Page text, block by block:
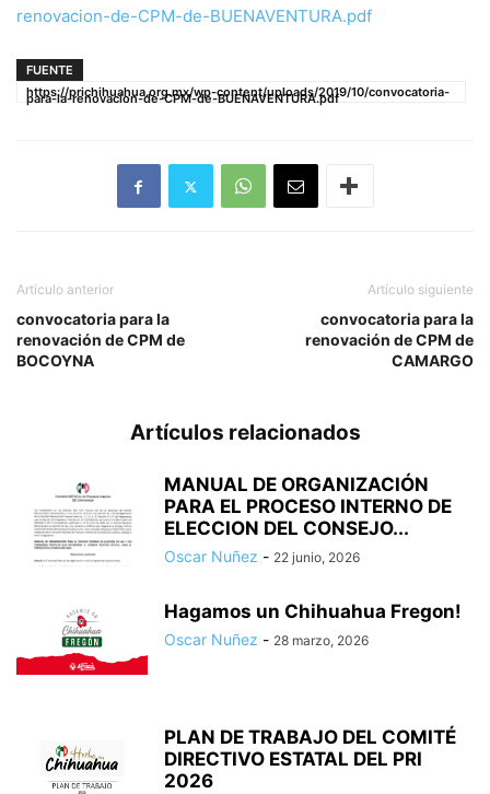
renovacion-de-CPM-de-BUENAVENTURA.pdf
FUENTE
https://prichihuahua.org.mx/wp-content/uploads/2019/10/convocatoria-
para-la-renovacion-de-CPM-de-BUENAVENTURA.pdf
Artículo anterior
convocatoria para la
renovación de CPM de
BOCOYNA
Artículo siguiente
convocatoria para la
renovación de CPM de
CAMARGO
Artículos relacionados
MANUAL DE ORGANIZACIÓN
PARA EL PROCESO INTERNO DE
ELECCION DEL CONSEJO...
Oscar Nuñez - 22 junio, 2026
Hagamos un Chihuahua Fregon!
Oscar Nuñez - 28 marzo, 2026
PLAN DE TRABAJO DEL COMITÉ
DIRECTIVO ESTATAL DEL PRI
2026